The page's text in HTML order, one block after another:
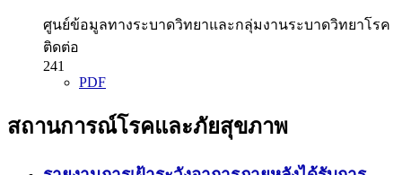
ศูนย์ข้อมูลทางระบาดวิทยาและกลุ่มงานระบาดวิทยาโรค
ติดต่อ
241
PDF
สถานการณ์โรคและภัยสุขภาพ